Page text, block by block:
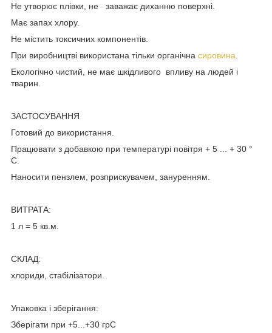
Не утворює плівки, не заважає диханню поверхні.
Має запах хлору.
Не містить токсичних компонентів.
При виробництві використана тільки органічна сировина
Екологічно чистий, не має шкідливого впливу на людей і
тварин.
ЗАСТОСУВАННЯ
Готовий до використання.
Працювати з добавкою при температурі повітря + 5 ... + 30 °
С.
Наносити пензлем, розприскувачем, зануренням.
ВИТРАТА:
1 л = 5 кв.м.
СКЛАД:
хлориди, стабілізатори.
Упаковка і зберігання:
Зберігати при +5...+30 грС